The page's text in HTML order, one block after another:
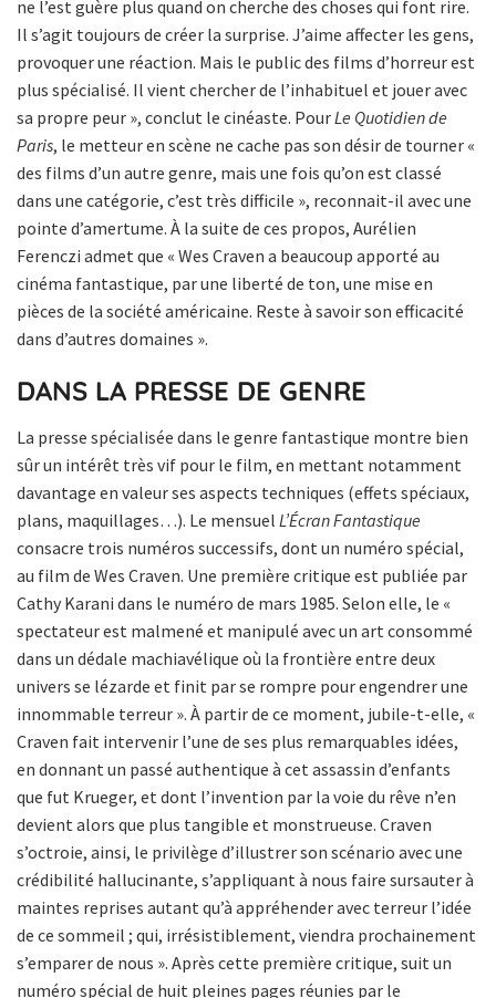
ne l’est guère plus quand on cherche des choses qui font rire.
Il s’agit toujours de créer la surprise. J’aime affecter les gens,
provoquer une réaction. Mais le public des films d’horreur est
plus spécialisé. Il vient chercher de l’inhabituel et jouer avec
sa propre peur », conclut le cinéaste. PourLe Quotidien de
Paris, le metteur en scène ne cache pas son désir de tourner «
des films d’un autre genre, mais une fois qu’on est classé
dans une catégorie, c’est très difficile », reconnait-il avec une
pointe d’amertume. À la suite de ces propos, Aurélien
Ferenczi admet que « Wes Craven a beaucoup apporté au
cinéma fantastique, par une liberté de ton, une mise en
pièces de la société américaine. Reste à savoir son efficacité
dans d’autres domaines ».
DANS LA PRESSE DE GENRE
La presse spécialisée dans le genre fantastique montre bien
sûr un intérêt très vif pour le film, en mettant notamment
davantage en valeur ses aspects techniques (effets spéciaux,
plans, maquillages…). Le mensuel L’Écran Fantastique
consacre trois numéros successifs, dont un numéro spécial,
au film de Wes Craven. Une première critique est publiée par
Cathy Karani dans le numéro de mars 1985. Selon elle, le «
spectateur est malmené et manipulé avec un art consommé
dans un dédale machiavélique où la frontière entre deux
univers se lézarde et finit par se rompre pour engendrer une
innommable terreur ». À partir de ce moment, jubile-t-elle, «
Craven fait intervenir l’une de ses plus remarquables idées,
en donnant un passé authentique à cet assassin d’enfants
que fut Krueger, et dont l’invention par la voie du rêve n’en
devient alors que plus tangible et monstrueuse. Craven
s’octroie, ainsi, le privilège d’illustrer son scénario avec une
crédibilité hallucinante, s’appliquant à nous faire sursauter à
maintes reprises autant qu’à appréhender avec terreur l’idée
de ce sommeil ; qui, irrésistiblement, viendra prochainement
s’emparer de nous ». Après cette première critique, suit un
numéro spécial de huit pleines pages réunies par le